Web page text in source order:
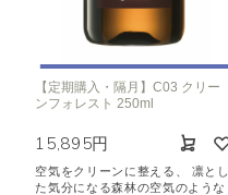
【定期購入・隔月】C03 クリー
ンフォレスト 250ml
15,895円
空気をクリーンに整える、 凛とし
た気分になる森林の空気のような